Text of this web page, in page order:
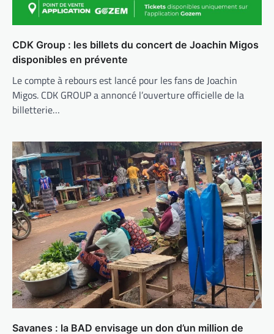
CDK Group : les billets du concert de Joachin Migos
disponibles en prévente
Le compte à rebours est lancé pour les fans de Joachin
Migos. CDK GROUP a annoncé l’ouverture officielle de la
billetterie…
Savanes : la BAD envisage un don d’un million de